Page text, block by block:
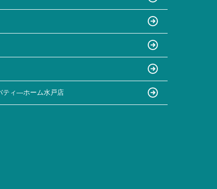
ティ―ホーム水戸店